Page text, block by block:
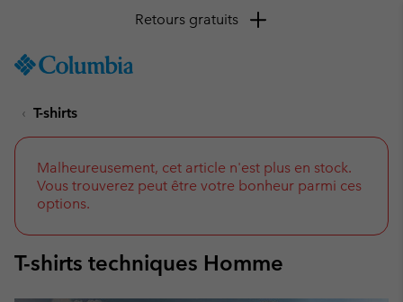
TO
SKIP
NAV
SKIP
TO
SEARCH
Retours gratuits
T-shirts
Malheureusement, cet article n'est plus en stock.
Vous trouverez peut être votre bonheur parmi ces
options.
T-shirts techniques Homme